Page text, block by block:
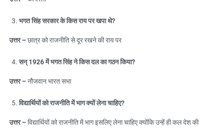
भगत सिंह सरकार के किस राय पर खपा थे?
उत्तर – छात्र को राजनीति से दूर रखने की राय पर
सन्1926में भगत सिंह ने किस दल का गठन किया?
उत्तर – नौजवान भारत सभा
विद्यार्थियों को राजनीति में भाग क्यों लेना चाहिए?
उत्तर – विद्यार्थियों को राजनीति में भाग इसलिए लेना चाहिए क्योंकि उन्हें ही कल देश की